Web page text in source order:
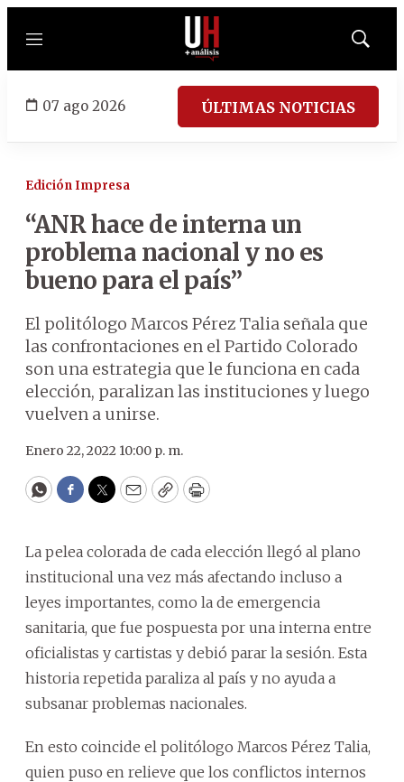
Menú
Mostrar
07 ago 2026 ÚLTIMAS NOTICIAS
Edición Impresa
“ANR hace de interna un
problema nacional y no es
bueno para el país”
El politólogo Marcos Pérez Talia señala que
las confrontaciones en el Partido Colorado
son una estrategia que le funciona en cada
elección, paralizan las instituciones y luego
vuelven a unirse.
Enero 22, 2022 10:00 p. m.
WhatsApp
Facebook
Twitter
EmailCopyPrint
La pelea colorada de cada elección llegó al plano
institucional una vez más afectando incluso a
leyes importantes, como la de emergencia
sanitaria, que fue pospuesta por una interna entre
oficialistas y cartistas y debió parar la sesión. Esta
historia repetida paraliza al país y no ayuda a
subsanar problemas nacionales.
En esto coincide el politólogo Marcos Pérez Talia,
quien puso en relieve que los conflictos internos